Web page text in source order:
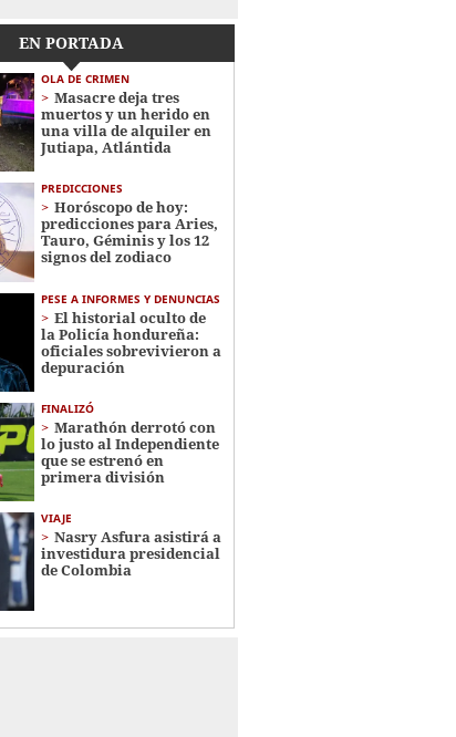
EN PORTADA
OLA DE CRIMEN
Masacre deja tres
muertos y un herido en
una villa de alquiler en
Jutiapa, Atlántida
PREDICCIONES
Horóscopo de hoy:
predicciones para Aries,
Tauro, Géminis y los 12
signos del zodiaco
PESE A INFORMES Y DENUNCIAS
El historial oculto de
la Policía hondureña:
oficiales sobrevivieron a
depuración
FINALIZÓ
Marathón derrotó con
lo justo al Independiente
que se estrenó en
primera división
VIAJE
Nasry Asfura asistirá a
investidura presidencial
de Colombia